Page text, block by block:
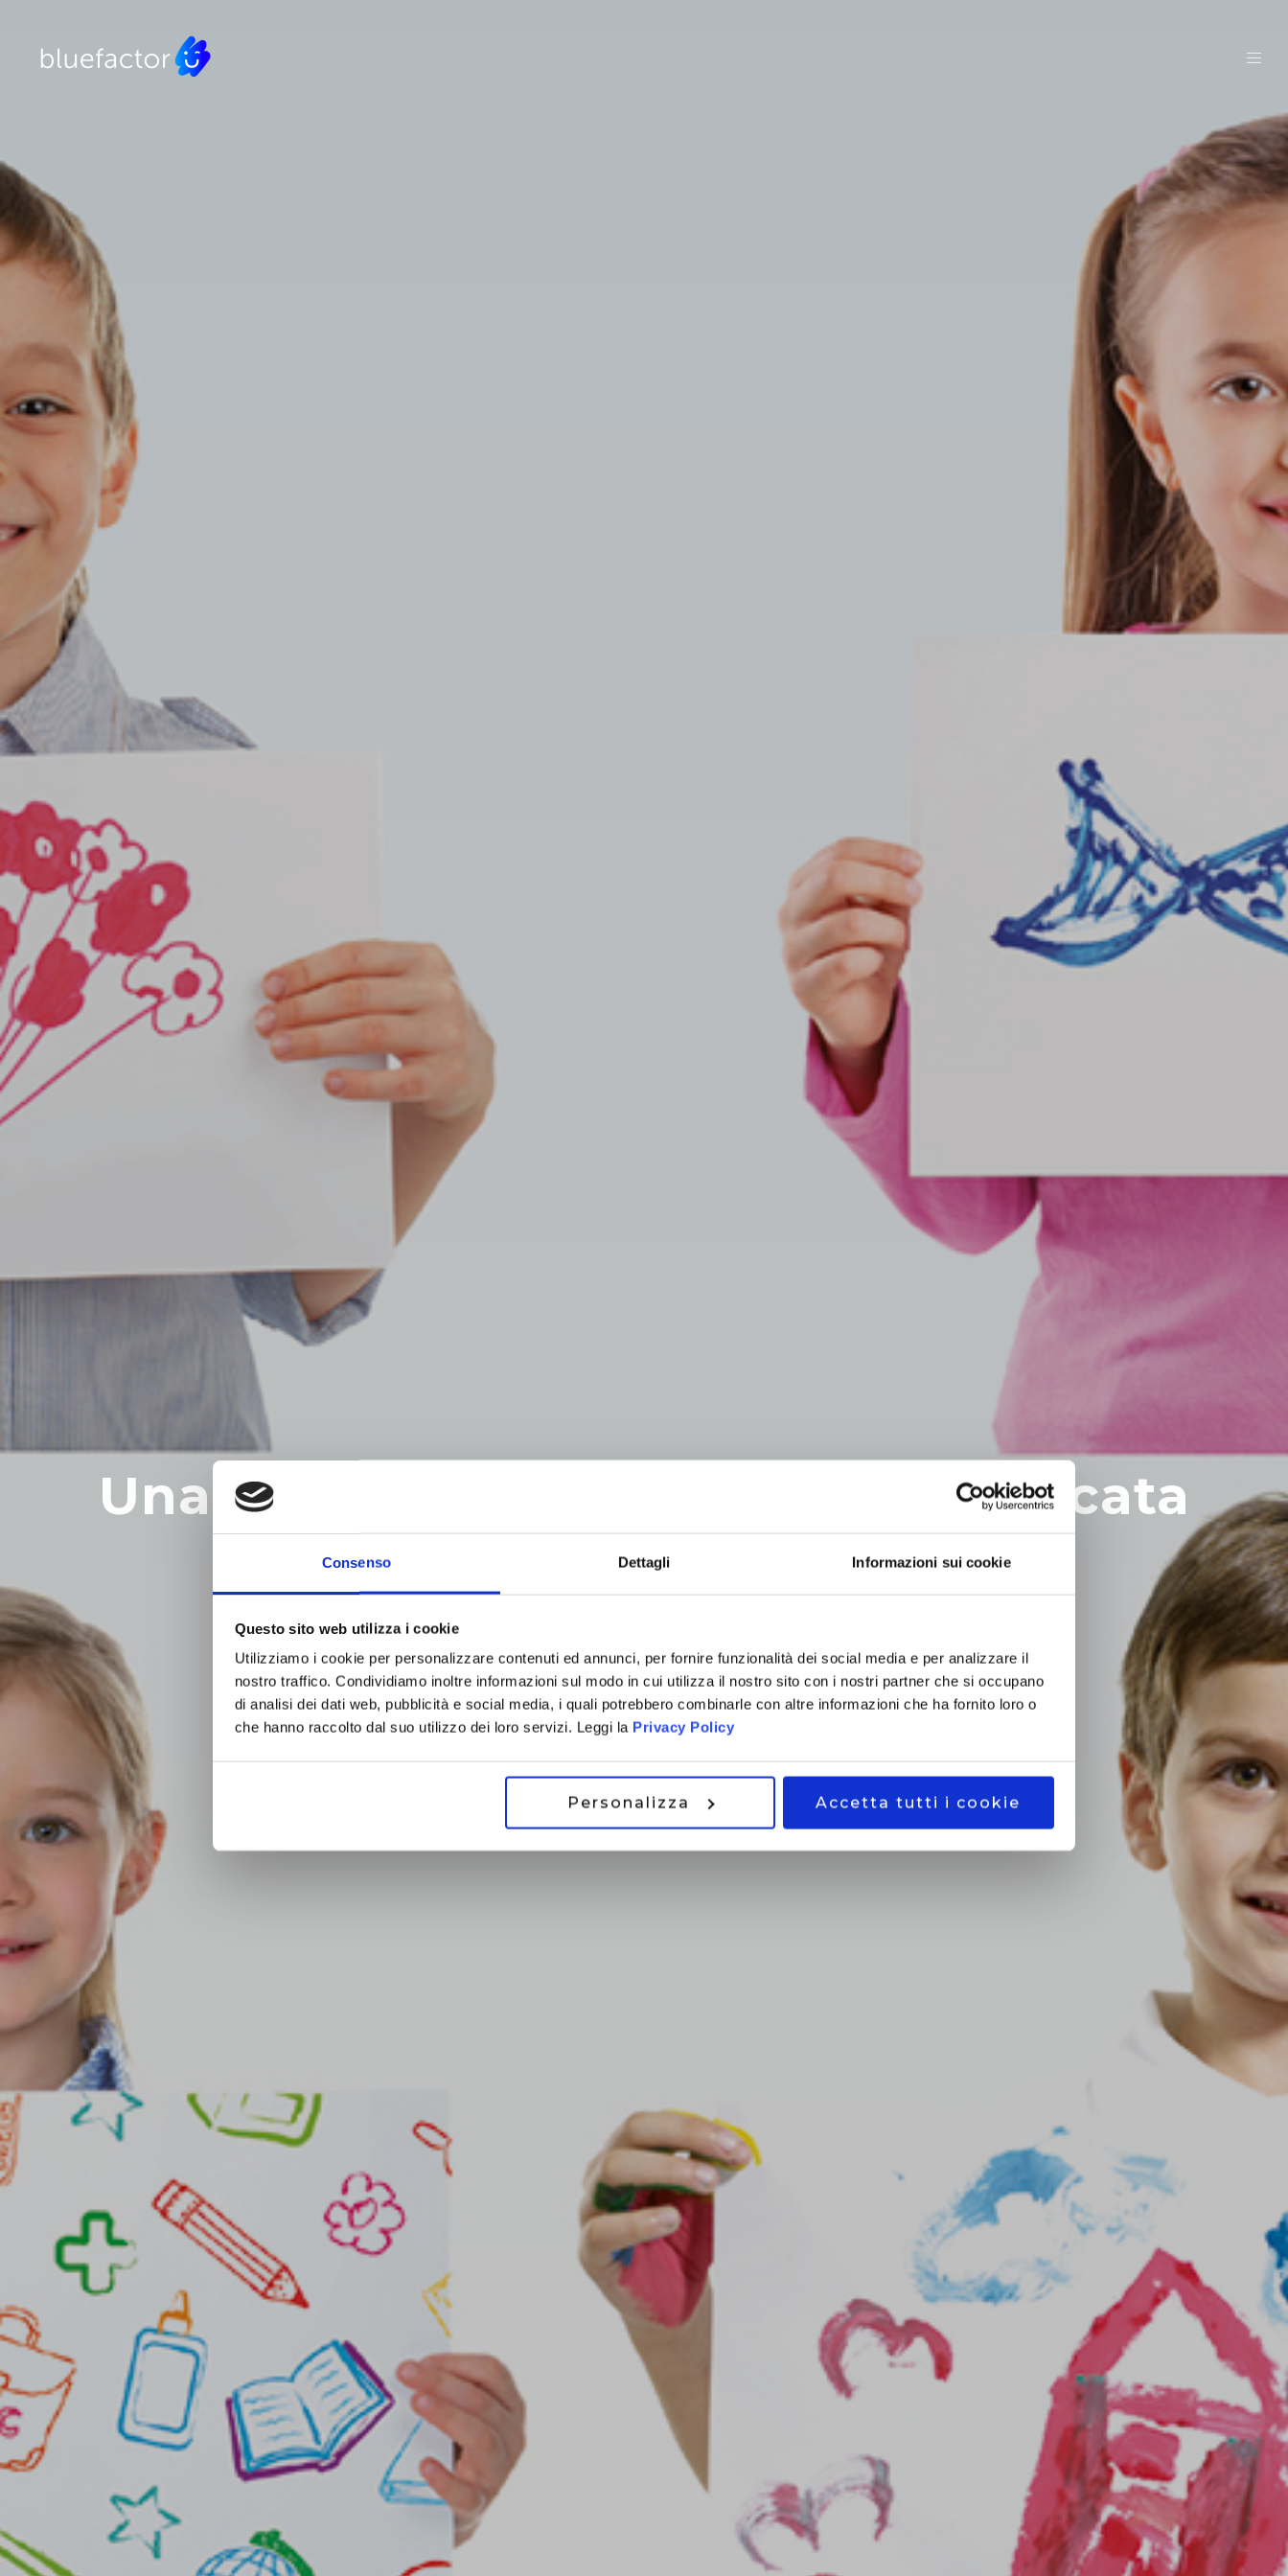
Consenso Dettagli Informazioni sui cookie
Questo sito web utilizza i cookie
Utilizziamo i cookie per personalizzare contenuti ed annunci, per fornire funzionalità dei social media e per analizzare il
nostro traffico. Condividiamo inoltre informazioni sul modo in cui utilizza il nostro sito con i nostri partner che si occupano
di analisi dei dati web, pubblicità e social media, i quali potrebbero combinarle con altre informazioni che ha fornito loro o
che hanno raccolto dal suo utilizzo dei loro servizi. Leggi la Privacy Policy
Personalizza Accetta tutti i cookie
Una campagna omnichannel dedicata
agli insegnanti